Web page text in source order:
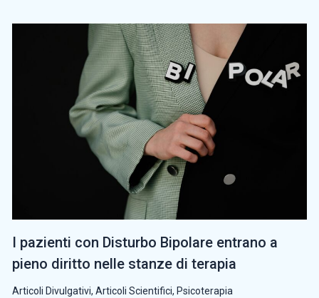
I pazienti con Disturbo Bipolare entrano a
pieno diritto nelle stanze di terapia
Articoli Divulgativi, Articoli Scientifici, Psicoterapia